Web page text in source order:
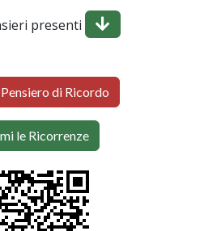
presenti
di Ricordo
le Ricorrenze